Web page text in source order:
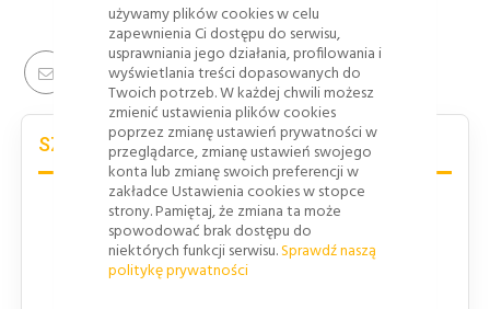
używamy plików cookies w celu
zapewnienia Ci dostępu do serwisu,
usprawniania jego działania, profilowania i
wyświetlania treści dopasowanych do
Twoich potrzeb. W każdej chwili możesz
zmienić ustawienia plików cookies
poprzez zmianę ustawień prywatności w
przeglądarce, zmianę ustawień swojego
konta lub zmianę swoich preferencji w
zakładce Ustawienia cookies w stopce
strony. Pamiętaj, że zmiana ta może
spowodować brak dostępu do
niektórych funkcji serwisu.Sprawdź naszą
politykę prywatności
DODAJ DO KOSZYKA
SZCZEGÓŁY PRODUKTU
Tablica "Miejsce zbiórki do ewakuacji" do stosowania
w miejscach wyznaczonych jako punkt zborny,
ewakuacyjny. Ważne jest by oznaczenie było
widoczne dla wszystkich osób ewakuujących się z